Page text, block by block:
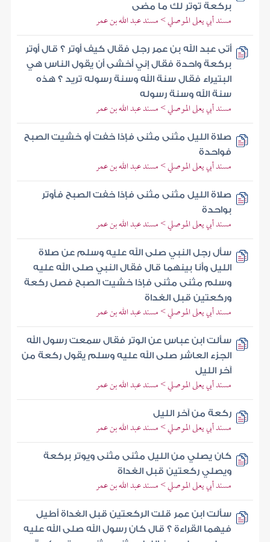
بركعة توتر لك ما مضى
مسند أبي يعلى الموصلي > مسند عبد الله بن عمر
أتى عبد الله بن عمر رجل فقال كيف أوتر ؟ قال أوتر
بركعة واحدة فقال إني أخشى أن يقول الناس هي
البتيراء فقال سنة الله وسنة رسوله تريد ؟ هذه
سنة الله وسنة رسوله
مسند أبي يعلى الموصلي > مسند عبد الله بن عمر
صلاة الليل مثنى مثنى فإذا خفت أو خشيت الصبح
فواحدة
مسند أبي يعلى الموصلي > مسند عبد الله بن عمر
صلاة الليل مثنى مثنى فإذا خفت الصبح فأوتر
بواحدة
مسند أبي يعلى الموصلي > مسند عبد الله بن عمر
سأل رجل النبي صلى الله عليه وسلم عن صلاة
الليل وأنا بينهما قال فقال النبي صلى الله عليه
وسلم مثنى مثنى فإذا خشيت الصبح فصل ركعة
وركعتين قبل الغداة
مسند أبي يعلى الموصلي > مسند عبد الله بن عمر
سألت ابن عباس عن الوتر فقال سمعت رسول الله
الجزء العاشر صلى الله عليه وسلم يقول ركعة من
آخر الليل
مسند أبي يعلى الموصلي > مسند عبد الله بن عمر
ركعة من آخر الليل
مسند أبي يعلى الموصلي > مسند عبد الله بن عمر
كان يصلي من الليل مثنى مثنى ويوتر بركعة
ويصلي ركعتين قبل الغداة
مسند أبي يعلى الموصلي > مسند عبد الله بن عمر
سألت ابن عمر قلت الركعتين قبل الغداة أطيل
فيهما القراءة ؟ قال كان رسول الله صلى الله عليه